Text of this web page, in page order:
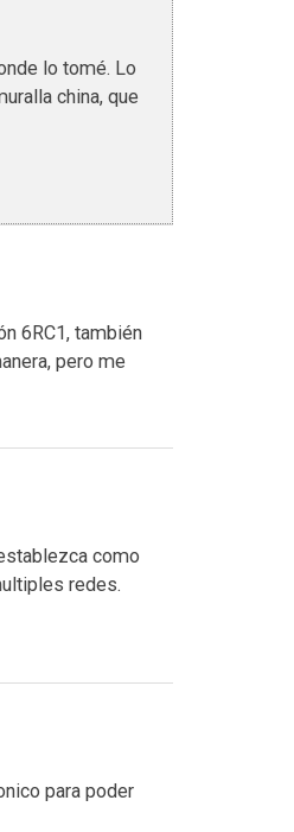
lo tomé. Lo
china, que
6RC1, también
pero me
como
redes.
para poder